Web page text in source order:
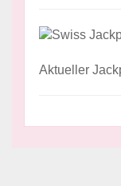
Aktueller